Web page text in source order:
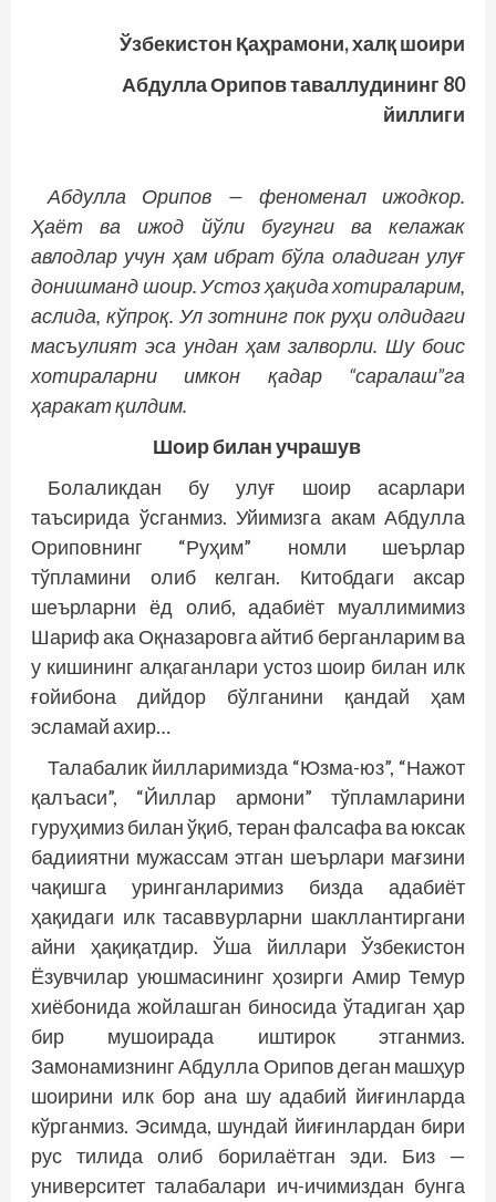
Ўзбекистон Қаҳрамони, халқ шоири
Абдулла Орипов таваллудининг 80
йиллиги
Абдулла Орипов — феноменал ижодкор.
Ҳаёт ва ижод йўли бугунги ва келажак
авлодлар учун ҳам ибрат бўла оладиган улуғ
донишманд шоир. Устоз ҳақида хотираларим,
аслида, кўпроқ. Ул зотнинг пок руҳи олдидаги
масъулият эса ундан ҳам залворли. Шу боис
хотираларни имкон қадар “саралаш”га
ҳаракат қилдим.
Шоир биланучрашув
Болаликдан бу улуғ шоир асарлари
таъсирида ўсганмиз. Уйимизга акам Абдулла
Ориповнинг “Руҳим” номли шеърлар
тўпламини олиб келган. Китобдаги аксар
шеърларни ёд олиб, адабиёт муаллимимиз
Шариф ака Оқназаровга айтиб берганларим ва
у кишининг алқаганлари устоз шоир билан илк
ғойибона дийдор бўлганини қандай ҳам
эсламай ахир…
Талабалик йилларимизда “Юзма-юз”, “Нажот
қалъаси”, “Йиллар армони” тўпламларини
гуруҳимиз билан ўқиб, теран фалсафа ва юксак
бадииятни мужассам этган шеърлари мағзини
чақишга уринганларимиз бизда адабиёт
ҳақидаги илк тасаввурларни шакллантиргани
айни ҳақиқатдир. Ўша йиллари Ўзбекистон
Ёзувчилар уюшмасининг ҳозирги Амир Темур
хиё­бонида жойлашган биносида ўтадиган ҳар
бир мушоирада иштирок этганмиз.
Замонамизнинг Абдулла Орипов деган машҳур
шоирини илк бор ана шу адабий йиғинларда
кўрганмиз. Эсимда, шундай йиғинлардан бири
рус тилида олиб борилаётган эди. Биз —
университет талабалари ич-ичимиздан бунга